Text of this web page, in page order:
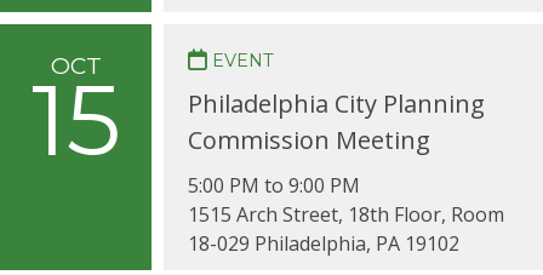
OCT
15
EVENT
Philadelphia City Planning
Commission Meeting
5:00 PM to 9:00 PM
1515 Arch Street, 18th Floor, Room
18-029 Philadelphia, PA 19102